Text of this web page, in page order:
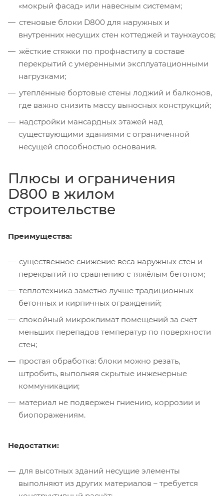
«мокрый фасад» или навесным системам;
стеновые блоки D800 для наружных и
внутренних несущих стен коттеджей и таунхаусов;
жёсткие стяжки по профнастилу в составе
перекрытий с умеренными эксплуатационными
нагрузками;
утеплённые бортовые стены лоджий и балконов,
где важно снизить массу выносных конструкций;
надстройки мансардных этажей над
существующими зданиями с ограниченной
несущей способностью основания.
Плюсы и ограничения
D800 в жилом
строительстве
Преимущества:
существенное снижение веса наружных стен и
перекрытий по сравнению с тяжёлым бетоном;
теплотехника заметно лучше традиционных
бетонных и кирпичных ограждений;
спокойный микроклимат помещений за счёт
меньших перепадов температур по поверхности
стен;
простая обработка: блоки можно резать,
штробить, выполняя скрытые инженерные
коммуникации;
материал не подвержен гниению, коррозии и
биопоражениям.
Недостатки:
для высотных зданий несущие элементы
выполняют из других материалов – требуется